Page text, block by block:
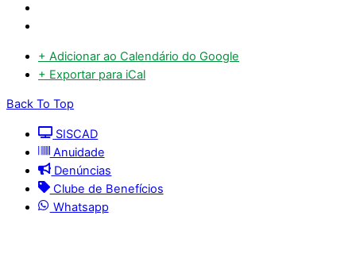
+ Adicionar ao Calendário do Google
+ Exportar para iCal
Back To Top
SISCAD
Anuidade
Denúncias
Clube de Benefícios
Whatsapp